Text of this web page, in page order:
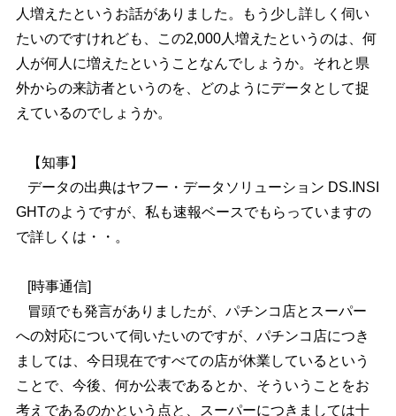
人増えたというお話がありました。もう少し詳しく伺い
たいのですけれども、この2,000人増えたというのは、何
人が何人に増えたということなんでしょうか。それと県
外からの来訪者というのを、どのようにデータとして捉
えているのでしょうか。
【知事】
データの出典はヤフー・データソリューション DS.INSI
GHTのようですが、私も速報ベースでもらっていますの
で詳しくは・・。
[時事通信]
冒頭でも発言がありましたが、パチンコ店とスーパー
への対応について伺いたいのですが、パチンコ店につき
ましては、今日現在ですべての店が休業しているという
ことで、今後、何か公表であるとか、そういうことをお
考えであるのかという点と、スーパーにつきましては十